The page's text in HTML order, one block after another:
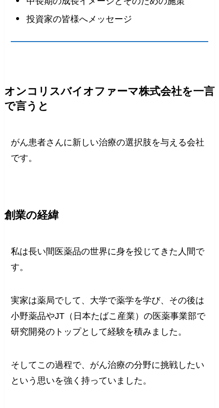
投資家の皆様へメッセージ
オンコリスバイオファーマ株式会社を一言
で言うと
がん患者さんに新しい治療の選択肢を与える会社
です。
創業の経緯
私は長い間医薬品の世界に身を投じてきた人間で
す。
実家は薬局でして、大学で薬学を学び、その後は
小野薬品やJT（日本たばこ産業）の医薬事業部で
研究開発のトップとして経験を積みました。
そしてこの過程で、がん治療の分野に挑戦したい
という思いを強く持っていました。